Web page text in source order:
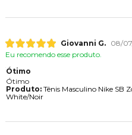
Giovanni G.
08/
Eu recomendo esse produto.
Ótimo
Ótimo
Produto:Tênis Masculino Nike SB
White/Noir